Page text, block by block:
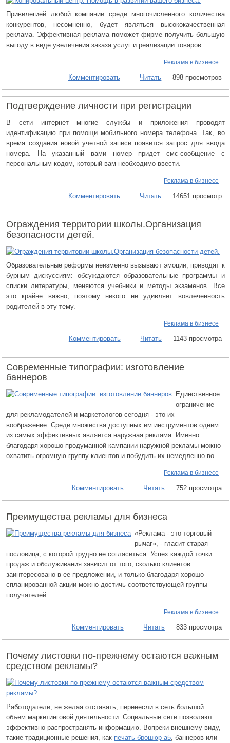
Привилегией любой компании среди многочисленного количества
конкурентов, несомненно, будет являться высококачественная
реклама. Эффективная реклама поможет фирме получить большую
выгоду в виде увеличения заказа услуг и реализации товаров.
Реклама в бизнесе
Комментировать Читать 898 просмотров
Подтверждение личности при регистрации
В сети интернет многие службы и приложения проводят
идентификацию при помощи мобильного номера телефона. Так, во
время создания новой учетной записи появится запрос для ввода
номера. На указанный вами номер придет смс-сообщение с
персональным кодом, который вам необходимо ввести.
Реклама в бизнесе
Комментировать Читать 14651 просмотр
Ограждения территории школы.Организация
безопасности детей.
Образовательные реформы неизменно вызывают эмоции, приводят к
бурным дискуссиям: обсуждаются образовательные программы и
списки литературы, меняются учебники и методы экзаменов. Все
это крайне важно, поэтому никого не удивляет вовлеченность
родителей в эту тему.
Реклама в бизнесе
Комментировать Читать 1143 просмотра
Современные типографии: изготовление
баннеров
Единственное
ограничение
для рекламодателей и маркетологов сегодня - это их
воображение. Среди множества доступных им инструментов одним
из самых эффективных является наружная реклама. Именно
благодаря хорошо продуманной кампании наружной рекламы можно
охватить огромную группу клиентов и побудить их немедленно во
Реклама в бизнесе
Комментировать Читать 752 просмотра
Преимущества рекламы для бизнеса
«Реклама - это торговый
рычаг», - гласит старая
пословица, с которой трудно не согласиться. Успех каждой точки
продаж и обслуживания зависит от того, сколько клиентов
заинтересовано в ее предложении, и только благодаря хорошо
спланированной акции можно достичь соответствующей группы
получателей.
Реклама в бизнесе
Комментировать Читать 833 просмотра
Почему листовки по-прежнему остаются важным
средством рекламы?
Работодатели, не желая отставать, перенесли в сеть большой
объем маркетинговой деятельности. Социальные сети позволяют
эффективно распространять информацию. Вопреки внешнему виду,
такие традиционные решения, как печать брошюр а5 , баннеров или